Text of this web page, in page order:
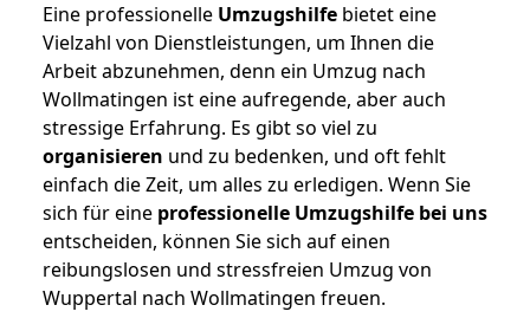
Eine professionelle Umzugshilfe bietet eine
Vielzahl von Dienstleistungen, um Ihnen die
Arbeit abzunehmen, denn ein Umzug nach
Wollmatingen ist eine aufregende, aber auch
stressige Erfahrung. Es gibt so viel zu
organisieren und zu bedenken, und oft fehlt
einfach die Zeit, um alles zu erledigen. Wenn Sie
sich für eine professionelle Umzugshilfe bei uns
entscheiden, können Sie sich auf einen
reibungslosen und stressfreien Umzug von
Wuppertal nach Wollmatingen freuen.